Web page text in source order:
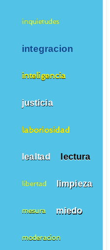
inquietudes
integracion
inteligencia
justicia
laboriosidad
lealtad lectura
libertad limpieza
mesura miedo
moderacion